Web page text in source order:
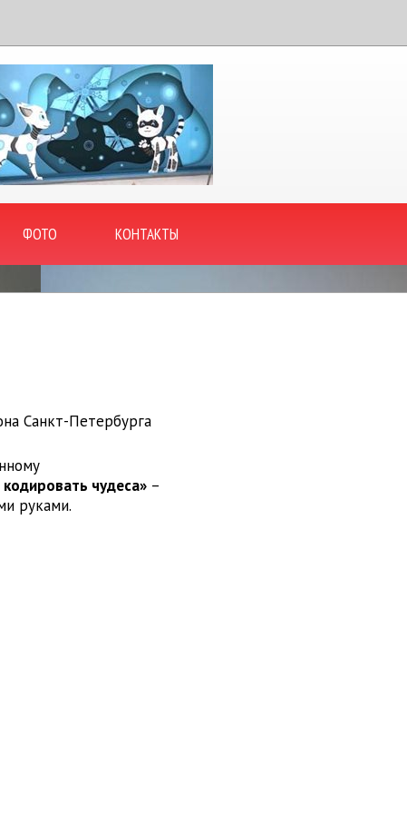
ФОТО КОНТАКТЫ
Санкт-Петербурга
чудеса» –
руками.